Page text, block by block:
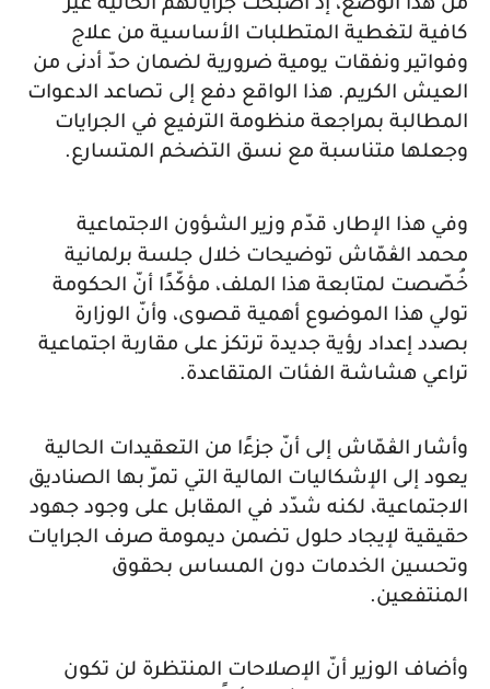
من هذا الوضع، إذ أصبحت جراياتهم الحالية غير
كافية لتغطية المتطلبات الأساسية من علاج
وفواتير ونفقات يومية ضرورية لضمان حدّ أدنى من
العيش الكريم. هذا الواقع دفع إلى تصاعد الدعوات
المطالبة بمراجعة منظومة الترفيع في الجرايات
وجعلها متناسبة مع نسق التضخم المتسارع.
وفي هذا الإطار، قدّم وزير الشؤون الاجتماعية
محمد الڨمّاش توضيحات خلال جلسة برلمانية
خُصّصت لمتابعة هذا الملف، مؤكّدًا أنّ الحكومة
تولي هذا الموضوع أهمية قصوى، وأنّ الوزارة
بصدد إعداد رؤية جديدة ترتكز على مقاربة اجتماعية
تراعي هشاشة الفئات المتقاعدة.
وأشار الڨمّاش إلى أنّ جزءًا من التعقيدات الحالية
يعود إلى الإشكاليات المالية التي تمرّ بها الصناديق
الاجتماعية، لكنه شدّد في المقابل على وجود جهود
حقيقية لإيجاد حلول تضمن ديمومة صرف الجرايات
وتحسين الخدمات دون المساس بحقوق
المنتفعين.
وأضاف الوزير أنّ الإصلاحات المنتظرة لن تكون